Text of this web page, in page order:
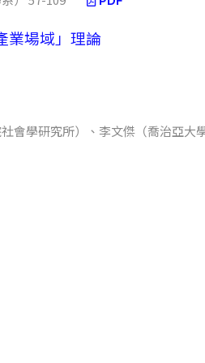
業場域」理論
會學研究所）、李文傑（喬治亞大